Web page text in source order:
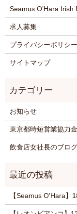
Seamus O’Hara Irish
求人募集
プライバシーポリシー
サイトマップ
お知らせ
東京都時短営業協力
飲食店女社長のブログ
【Seamus O’Hara